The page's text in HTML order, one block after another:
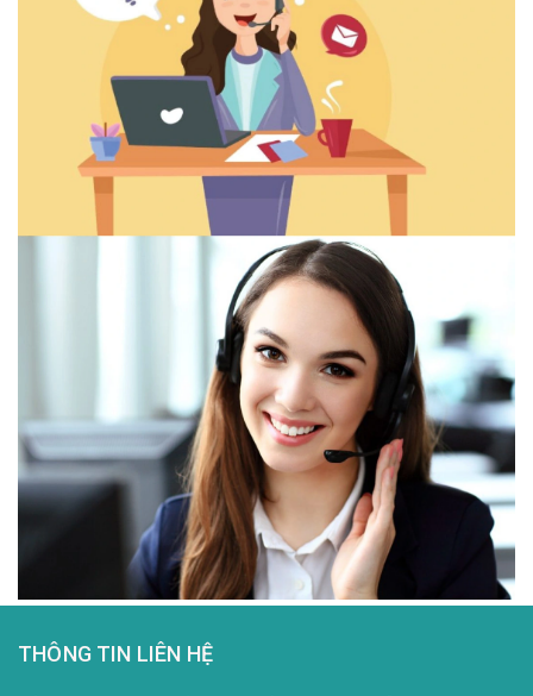
THÔNG TIN LIÊN HỆ